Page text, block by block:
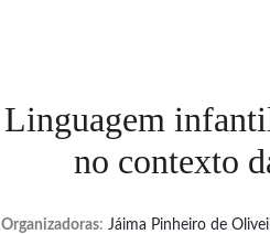
Linguagem
no contexto
Organizadoras: Jáima Pinheiro de